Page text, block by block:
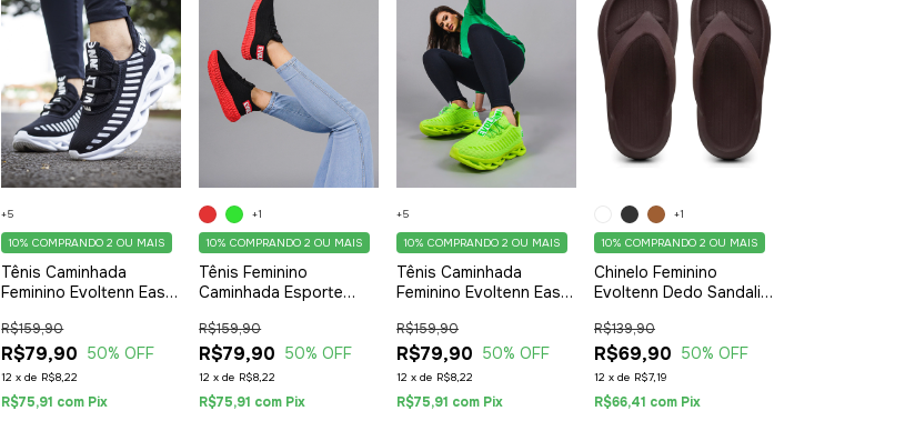
Tênis Caminhada
Feminino Evoltenn Easy
Moderno Preto Branco
R$79,90
R$159,90
50% OFF
12 xde R$8,22
10%COMPRANDO 2 OU MAIS
R$75,91 com Pix
+5
Tênis Feminino
Caminhada Esporte
Colmeia Sola 4D
Lançamento Preto
Vermelho
R$79,90
R$159,90
50% OFF
12 xde R$8,22
10%COMPRANDO 2 OU MAIS
R$75,91 com Pix
+1
Tênis Caminhada
Feminino Evoltenn Easy
Moderno Verde
R$79,90
R$159,90
50% OFF
12 xde R$8,22
10%COMPRANDO 2 OU MAIS
R$75,91 com Pix
+5
Chinelo Feminino
Evoltenn Dedo Sandalia
R$69,90
R$139,90
50% OFF
12 xde R$7,19
10%COMPRANDO 2 OU MAIS
R$66,41 com Pix
+1